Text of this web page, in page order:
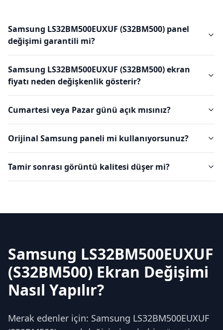
Samsung LS32BM500EUXUF (S32BM500) panel
değişimi garantili mi?
Samsung LS32BM500EUXUF (S32BM500) ekran
fiyatı neden değişkenlik gösterir?
Cumartesi veya Pazar günü açık mısınız?
Orijinal Samsung paneli mi kullanıyorsunuz?
Tamir sonrası görüntü kalitesi düşer mi?
Samsung LS32BM500EUXUF
(S32BM500) Ekran Değişimi
Nasıl Yapılır?
Merak edenler için: Samsung LS32BM500EUXUF